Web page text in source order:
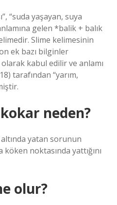
“suda yaşayan, suya
gelen *balik + balık
Slime kelimesinin
ek bazı bilginler
kabul edilir ve anlamı
tarafından “yarım,
neden?
yatan sorunun
noktasında yattığını
olur?